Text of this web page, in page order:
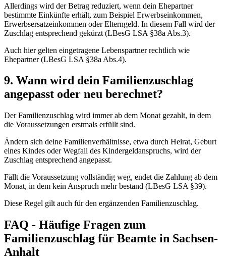
Allerdings wird der Betrag reduziert, wenn dein Ehepartner
bestimmte Einkünfte erhält, zum Beispiel Erwerbseinkommen,
Erwerbsersatzeinkommen oder Elterngeld. In diesem Fall wird der
Zuschlag entsprechend gekürzt (LBesG LSA §38a Abs.3).
Auch hier gelten eingetragene Lebenspartner rechtlich wie
Ehepartner (LBesG LSA §38a Abs.4).
9. Wann wird dein Familienzuschlag
angepasst oder neu berechnet?
Der Familienzuschlag wird immer ab dem Monat gezahlt, in dem
die Voraussetzungen erstmals erfüllt sind.
Ändern sich deine Familienverhältnisse, etwa durch Heirat, Geburt
eines Kindes oder Wegfall des Kindergeldanspruchs, wird der
Zuschlag entsprechend angepasst.
Fällt die Voraussetzung vollständig weg, endet die Zahlung ab dem
Monat, in dem kein Anspruch mehr bestand (LBesG LSA §39).
Diese Regel gilt auch für den ergänzenden Familienzuschlag.
FAQ - Häufige Fragen zum
Familienzuschlag für Beamte in Sachsen-
Anhalt